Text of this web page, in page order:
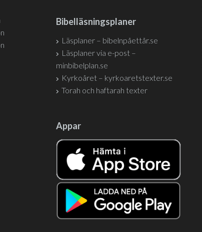
Bibelläsningsplaner
Läsplaner – bibelnpåettår.se
Läsplaner via e-post –
minbibelplan.se
Kyrkoåret – kyrkoaretstexter.se
Torah och haftarah texter
Appar